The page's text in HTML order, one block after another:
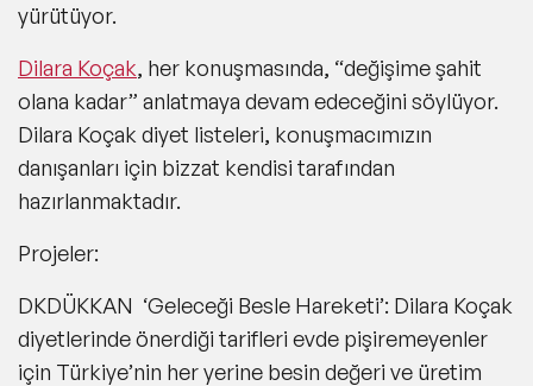
yürütüyor.
Dilara Koçak, her konuşmasında, “değişime şahit
olana kadar” anlatmaya devam edeceğini söylüyor.
Dilara Koçak diyet listeleri, konuşmacımızın
danışanları için bizzat kendisi tarafından
hazırlanmaktadır.
Projeler:
DKDÜKKAN ‘Geleceği Besle Hareketi’: Dilara Koçak
diyetlerinde önerdiği tarifleri evde pişiremeyenler
için Türkiye’nin her yerine besin değeri ve üretim